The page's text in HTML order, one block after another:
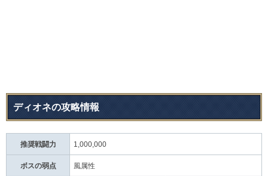
ディオネの攻略情報
推奨戦闘力 1,000,000
ボスの弱点 風属性